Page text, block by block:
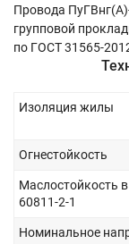
Провода
групповой
по ГОСТ 31565-
Изоляция жилы
Огнестойкость
Маслостойкость в
60811-2-1
Номинальное